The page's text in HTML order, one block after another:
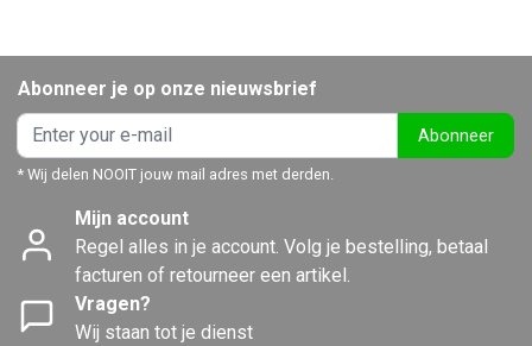
Abonneer je op onze nieuwsbrief
Abonneer
* Wij delen NOOIT jouw mail adres met derden.
Mijn account
Regel alles in je account. Volg je bestelling, betaal
facturen of retourneer een artikel.
Vragen?
Wij staan tot je dienst